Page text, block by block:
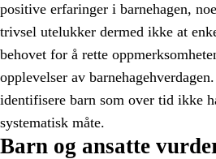
positive erfaringer i barnehagen,
trivsel utelukker dermed ikke at
behovet for å rette
opplevelser av
identifisere barn som over tid ikke
systematisk måte.
Barn og ansatte